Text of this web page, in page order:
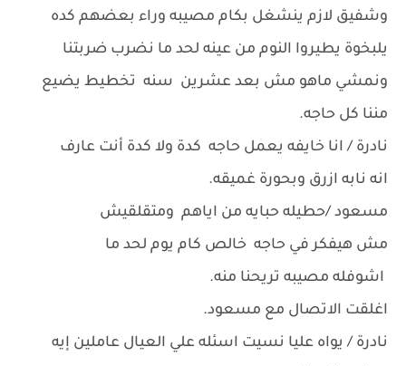
وشفيق لازم ينشغل بكام مصيبه وراء بعضهم كده
يلبخوة يطيروا النوم من عينه لحد ما نضرب ضربتنا
ونمشي ماهو مش بعد عشرين سنه تخطيط يضيع
مننا كل حاجه.
نادرة / انا خايفه يعمل حاجه كدة ولا كدة أنت عارف
انه نابه ازرق وبحورة غميقه.
مسعود /حطيله حبايه من اياهم ومتقلقيش
مش هيفكر في حاجه خالص كام يوم لحد ما
اشوفله مصيبه تريحنا منه.
اغلقت الاتصال مع مسعود.
نادرة / يواه عليا نسيت اسئله علي العيال عاملين إيه